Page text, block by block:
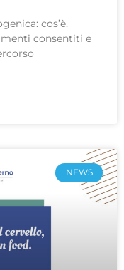
cos’è,
consentiti e
NEWS